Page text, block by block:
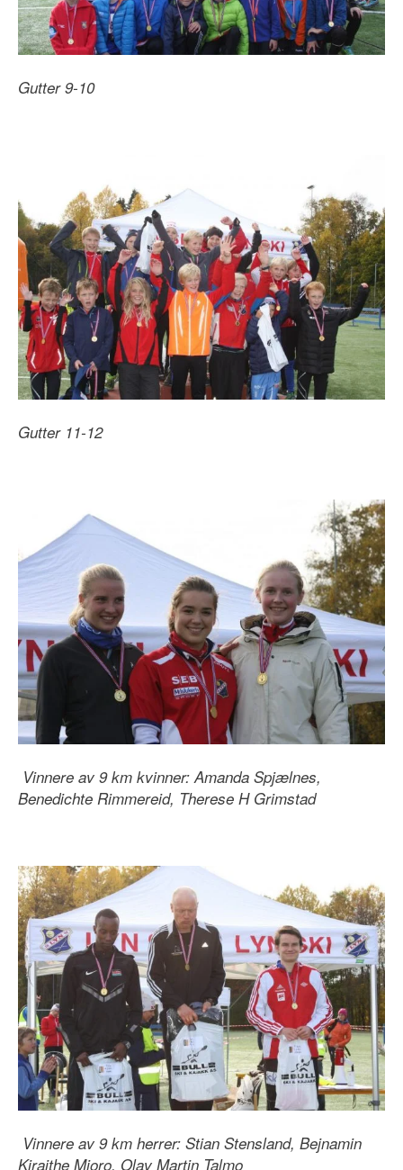
Gutter 9-10
Gutter 11-12
Vinnere av 9 km kvinner: Amanda Spjælnes,
Benedichte Rimmereid, Therese H Grimstad
Vinnere av 9 km herrer: Stian Stensland, Bejnamin
Kiraithe Mjoro, Olav Martin Talmo